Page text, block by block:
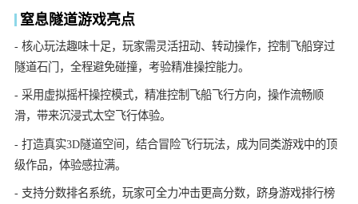
窒息隧道游戏亮点
- 核心玩法趣味十足，玩家需灵活扭动、转动操作，控制飞船穿过
隧道石门，全程避免碰撞，考验精准操控能力。
- 采用虚拟摇杆操控模式，精准控制飞船飞行方向，操作流畅顺
滑，带来沉浸式太空飞行体验。
- 打造真实3D隧道空间，结合冒险飞行玩法，成为同类游戏中的顶
级作品，体验感拉满。
- 支持分数排名系统，玩家可全力冲击更高分数，跻身游戏排行榜